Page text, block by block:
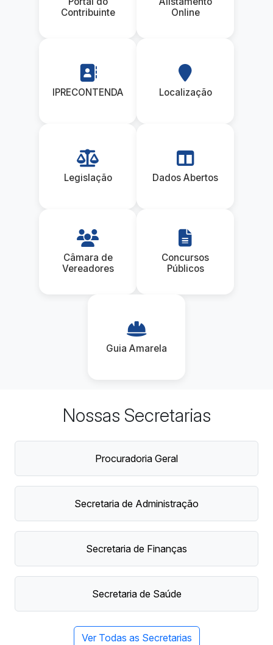
Contribuinte
Online
IPRECONTENDA Localização
Legislação Dados Abertos
Câmara de
Vereadores
Concursos
Públicos
Guia Amarela
Nossas Secretarias
Procuradoria Geral
Secretaria de Administração
Secretaria de Finanças
Secretaria de Saúde
Ver Todas as Secretarias